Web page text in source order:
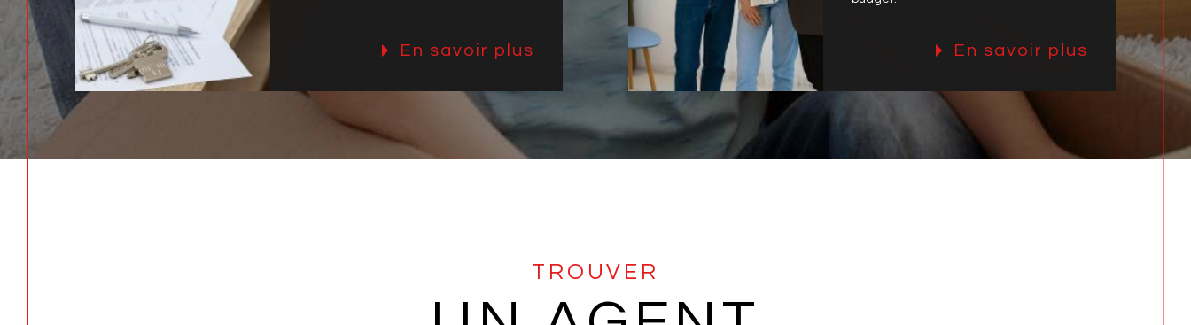
En savoir plus
aidons à trouver le bien qui correspond
En savoir plus
TROUVER